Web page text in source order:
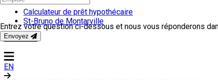
Calculateur de prêt hypothécaire
St-Bruno de Montarville
CONTACT
EN
Entrez votre question ci-dessous et nous vous réponderons
Envoyez